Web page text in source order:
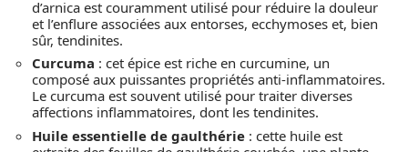
d’arnica est couramment utilisé pour réduire la douleur
et l’enflure associées aux entorses, ecchymoses et, bien
sûr, tendinites.
Curcuma : cet épice est riche en curcumine, un
composé aux puissantes propriétés anti-inflammatoires.
Le curcuma est souvent utilisé pour traiter diverses
affections inflammatoires, dont les tendinites.
Huile essentielle de gaulthérie : cette huile est